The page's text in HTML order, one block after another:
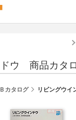
ドウ 商品カタ
カタログ リビングウ